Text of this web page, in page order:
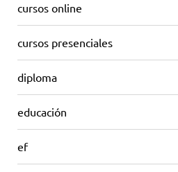
cursos online
cursos presenciales
diploma
educación
ef